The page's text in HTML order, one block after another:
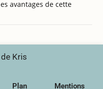
avantages de cette
Kris
Plan Mentions